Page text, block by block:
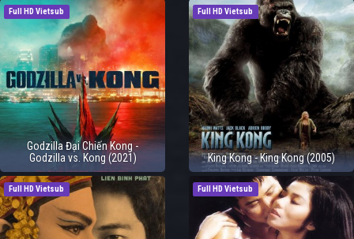
Full HD Vietsub
Godzilla Đại Chiến Kong -
Godzilla vs. Kong (2021)
Full HD Vietsub
King Kong - King Kong (2005)
Full HD Vietsub Full HD Vietsub